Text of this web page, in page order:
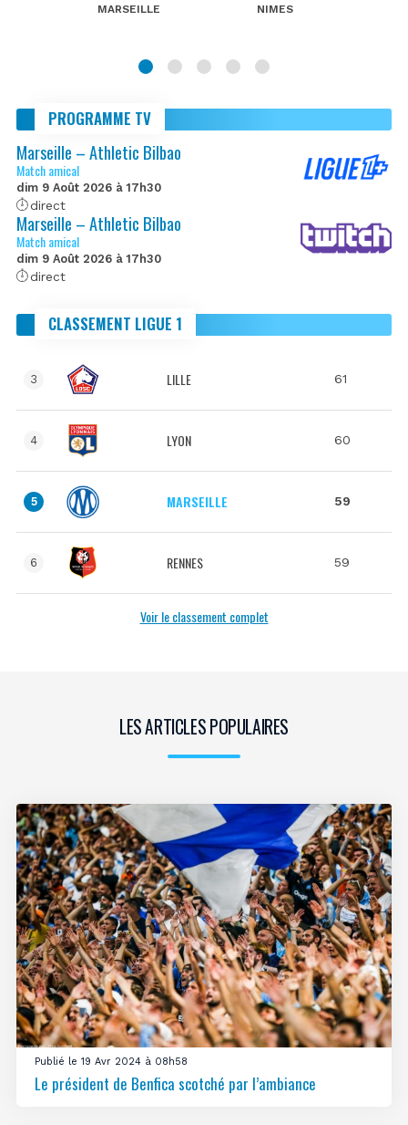
MARSEILLE NIMES
PROGRAMME TV
Marseille – Athletic Bilbao
Match amical
dim 9 Août 2026 à 17h30
direct
Marseille – Athletic Bilbao
Match amical
dim 9 Août 2026 à 17h30
direct
CLASSEMENT LIGUE 1
3 LILLE 61
4 LYON 60
5 MARSEILLE 59
6 RENNES 59
Voir le classement complet
LES ARTICLES POPULAIRES
Publié le 19 Avr 2024 à 08h58
Le président de Benfica scotché par l’ambiance